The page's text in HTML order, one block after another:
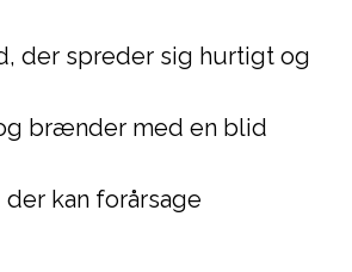
der spreder sig hurtigt og
brænder med en blid
kan forårsage